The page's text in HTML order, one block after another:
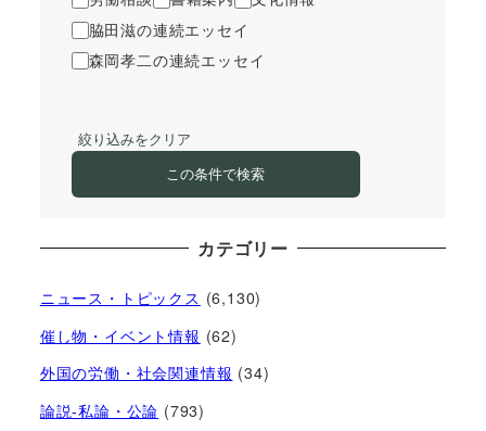
脇田滋の連続エッセイ
森岡孝二の連続エッセイ
絞り込みをクリア
この条件で検索
カテゴリー
ニュース・トピックス (6,130)
催し物・イベント情報 (62)
外国の労働・社会関連情報 (34)
論説-私論・公論 (793)